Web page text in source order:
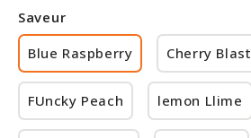
Saveur
Blue Raspberry
Cherry Blast
FUncky Peach lemon Llime